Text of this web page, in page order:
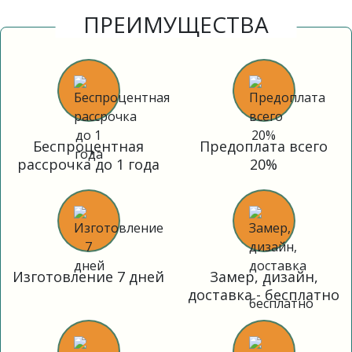
ПРЕИМУЩЕСТВА
Беспроцентная
рассрочка до 1 года
Предоплата всего
20%
Изготовление 7 дней
Замер, дизайн,
доставка - бесплатно